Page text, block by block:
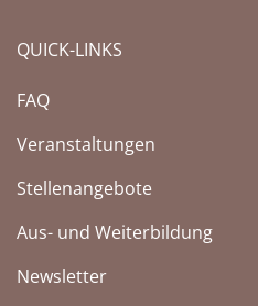
QUICK-LINKS
FAQ
Veranstaltungen
Stellenangebote
Aus- und Weiterbildung
Newsletter